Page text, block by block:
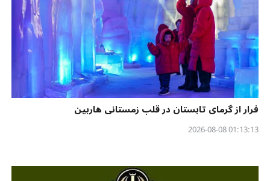
فرار از گرمای تابستان در قلب زمستانی هاربین
01:13:13 2026-08-08